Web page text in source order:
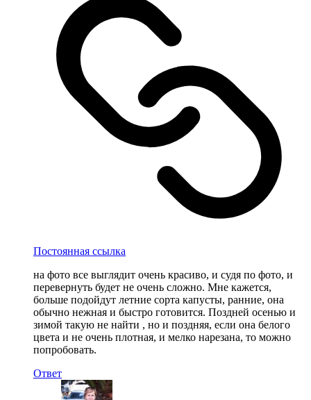
Постоянная ссылка
на фото все выглядит очень красиво, и судя по фото, и
перевернуть будет не очень сложно. Мне кажется,
больше подойдут летние сорта капусты, ранние, она
обычно нежная и быстро готовится. Поздней осенью и
зимой такую не найти , но и поздняя, если она белого
цвета и не очень плотная, и мелко нарезана, то можно
попробовать.
Ответ